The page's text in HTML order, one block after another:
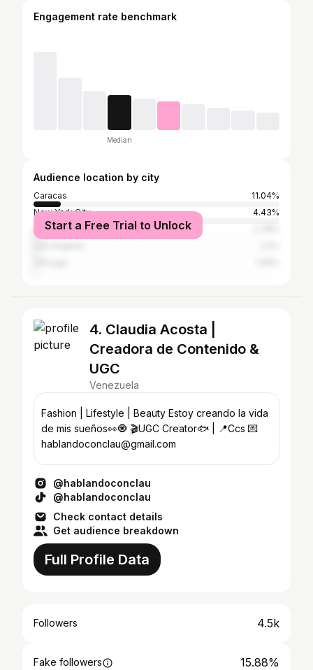
Engagement rate benchmark
Median
Audience location by city
Caracas
11.04%
New York City
4.43%
Atlanta
Start a Free Trial to Unlock
4. Claudia Acosta |
Creadora de Contenido &
UGC
Venezuela
Fashion | Lifestyle | Beauty Estoy creando la vida
de mis sueños👀🧿 🎬UGC Creator🐟 | 📍Ccs 💌
hablandoconclau@gmail.com
@hablandoconclau
@hablandoconclau
Check contact details
Get audience breakdown
Full Profile Data
Followers 4.5k
Fake followers 15.88%